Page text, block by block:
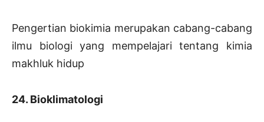
Pengertian biokimia merupakan cabang-cabang
ilmu biologi yang mempelajari tentang kimia
makhluk hidup
24. Bioklimatologi